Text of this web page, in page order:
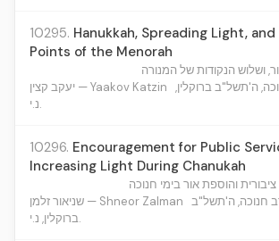
10295. Hanukkah, Spreading Light,
Points of the Menorah
ושלוש הנקודות של המנורה
יעקב קצין — Yaakov Katzin ה'תשל"ב ברוקלין,
נ.י.
10296. Encouragement for Public
Increasing Light During Chanukah
והוספת אור בימי חנוכה
שניאור זלמן — Shneor Zalman חנוכה, ה'תשל"ב
ברוקלין, נ.י.